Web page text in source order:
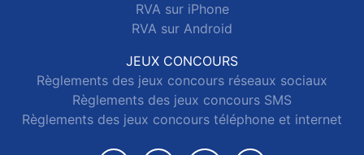
RVA sur iPhone
RVA sur Android
JEUX CONCOURS
Règlements des jeux concours réseaux sociaux
Règlements des jeux concours SMS
Règlements des jeux concours téléphone et internet